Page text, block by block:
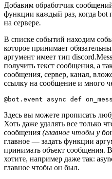
Добавим обработчик
функции каждый раз, когда
на сервере.
В списке событий находим
которое принимает
аргумент имеет тип
получить текст сообщения, а
сообщения, сервер, канал,
ссылку на сообщение и много
@bot . event async def
Здесь вы можете прописать
Хоть даже удалять все только
сообщения (главное чтобы у
главное — задать функции
принимать объект сообщения.
хотите, например даже так:
главное чтобы он был.